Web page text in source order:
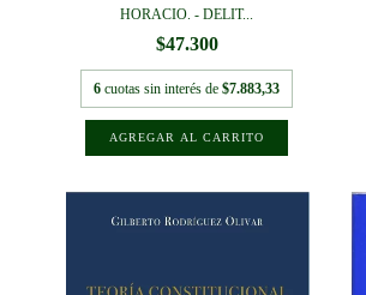
HORACIO. - DELIT...
$47.300
6 cuotas sin interés de$7.883,33